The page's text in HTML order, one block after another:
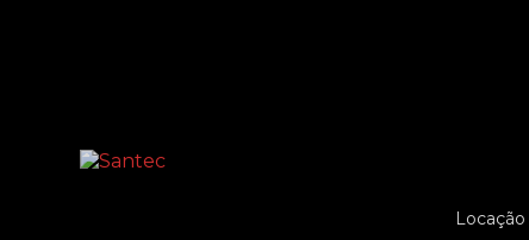
Locação